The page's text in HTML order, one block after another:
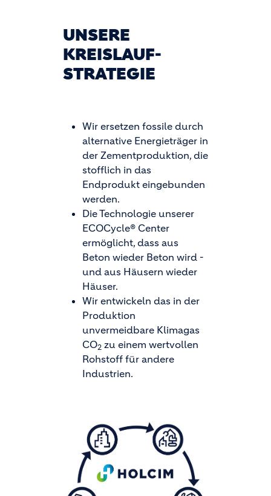
UNSERE
KREISLAUF-
STRATEGIE
Wir ersetzen fossile durch
alternative Energieträger in
der Zementproduktion, die
stofflich in das
Endprodukt eingebunden
werden.
Die Technologie unserer
ECOCycle® Center
ermöglicht, dass aus
Beton wieder Beton wird -
und aus Häusern wieder
Häuser.
Wir entwickeln das in der
Produktion
unvermeidbare Klimagas
CO2 zu einem wertvollen
Rohstoff für andere
Industrien.